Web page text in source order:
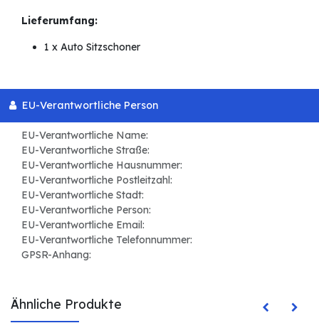
Lieferumfang:
1 x Auto Sitzschoner
EU-Verantwortliche Person
EU-Verantwortliche Name:
EU-Verantwortliche Straße:
EU-Verantwortliche Hausnummer:
EU-Verantwortliche Postleitzahl:
EU-Verantwortliche Stadt:
EU-Verantwortliche Person:
EU-Verantwortliche Email:
EU-Verantwortliche Telefonnummer:
GPSR-Anhang:
Ähnliche Produkte